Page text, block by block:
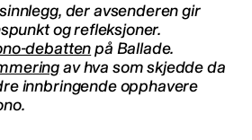
der avsenderen gir
og refleksjoner.
debattenpå Ballade.
av hva som skjedde da
innbringende opphavere